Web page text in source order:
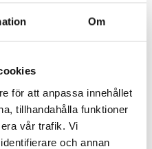
Om
för att anpassa innehållet
tillhandahålla funktioner
vår trafik. Vi
och annan
inte fett i avloppet